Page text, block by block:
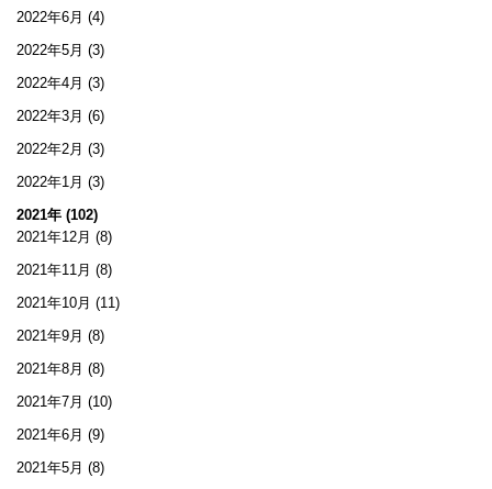
2022年6月 (4)
2022年5月 (3)
2022年4月 (3)
2022年3月 (6)
2022年2月 (3)
2022年1月 (3)
2021年 (102)
2021年12月 (8)
2021年11月 (8)
2021年10月 (11)
2021年9月 (8)
2021年8月 (8)
2021年7月 (10)
2021年6月 (9)
2021年5月 (8)